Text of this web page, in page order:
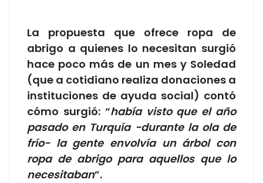
La propuesta que ofrece ropa de
abrigo a quienes lo necesitan surgió
hace poco más de un mes y Soledad
(que a cotidiano realiza donaciones a
instituciones de ayuda social) contó
cómo surgió: “había visto que el año
pasado en Turquía -durante la ola de
frío- la gente envolvía un árbol con
ropa de abrigo para aquellos que lo
necesitaban”.